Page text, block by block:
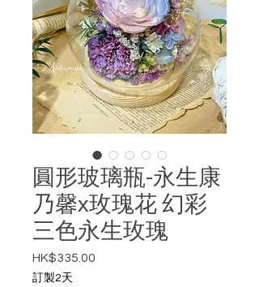
圓形玻璃瓶-永生康
乃馨x玫瑰花 幻彩
三色永生玫瑰
HK$335.00
訂製2天